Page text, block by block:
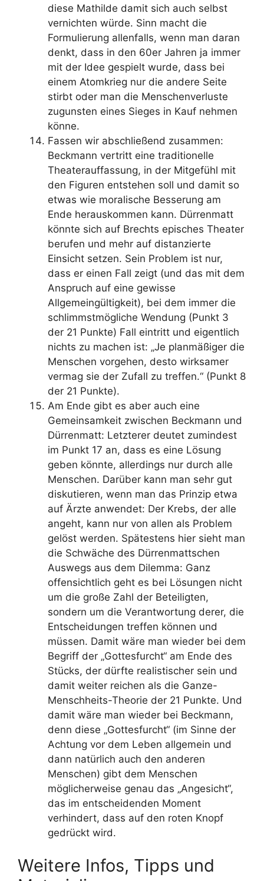
diese Mathilde damit sich auch selbst
vernichten würde. Sinn macht die
Formulierung allenfalls, wenn man daran
denkt, dass in den 60er Jahren ja immer
mit der Idee gespielt wurde, dass bei
einem Atomkrieg nur die andere Seite
stirbt oder man die Menschenverluste
zugunsten eines Sieges in Kauf nehmen
könne.
Fassen wir abschließend zusammen:
Beckmann vertritt eine traditionelle
Theaterauffassung, in der Mitgefühl mit
den Figuren entstehen soll und damit so
etwas wie moralische Besserung am
Ende herauskommen kann. Dürrenmatt
könnte sich auf Brechts episches Theater
berufen und mehr auf distanzierte
Einsicht setzen. Sein Problem ist nur,
dass er einen Fall zeigt (und das mit dem
Anspruch auf eine gewisse
Allgemeingültigkeit), bei dem immer die
schlimmstmögliche Wendung (Punkt 3
der 21 Punkte) Fall eintritt und eigentlich
nichts zu machen ist: „Je planmäßiger die
Menschen vorgehen, desto wirksamer
vermag sie der Zufall zu treffen.“ (Punkt 8
der 21 Punkte).
Am Ende gibt es aber auch eine
Gemeinsamkeit zwischen Beckmann und
Dürrenmatt: Letzterer deutet zumindest
im Punkt 17 an, dass es eine Lösung
geben könnte, allerdings nur durch alle
Menschen. Darüber kann man sehr gut
diskutieren, wenn man das Prinzip etwa
auf Ärzte anwendet: Der Krebs, der alle
angeht, kann nur von allen als Problem
gelöst werden. Spätestens hier sieht man
die Schwäche des Dürrenmattschen
Auswegs aus dem Dilemma: Ganz
offensichtlich geht es bei Lösungen nicht
um die große Zahl der Beteiligten,
sondern um die Verantwortung derer, die
Entscheidungen treffen können und
müssen. Damit wäre man wieder bei dem
Begriff der „Gottesfurcht“ am Ende des
Stücks, der dürfte realistischer sein und
damit weiter reichen als die Ganze-
Menschheits-Theorie der 21 Punkte. Und
damit wäre man wieder bei Beckmann,
denn diese „Gottesfurcht“ (im Sinne der
Achtung vor dem Leben allgemein und
dann natürlich auch den anderen
Menschen) gibt dem Menschen
möglicherweise genau das „Angesicht“,
das im entscheidenden Moment
verhindert, dass auf den roten Knopf
gedrückt wird.
Weitere Infos, Tipps und